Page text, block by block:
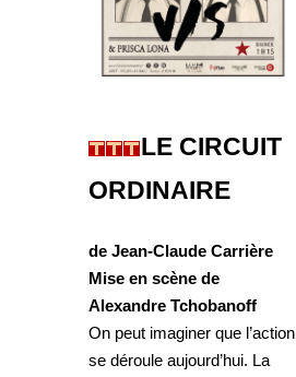
LE CIRCUIT
ORDINAIRE
de Jean-Claude Carrière
Mise en scène de
Alexandre Tchobanoff
On peut imaginer que l’action
se déroule aujourd’hui. La